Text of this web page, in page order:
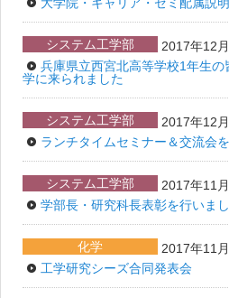
システム工学部
2017年12
兵庫県立西宮北高等学校1年生
学に来られました
システム工学部
2017年12
ランチタイムセミナー＆交流会
システム工学部
2017年11
学部長・研究科長表彰を行いま
化学
2017年11
工学研究シーズ合同発表会